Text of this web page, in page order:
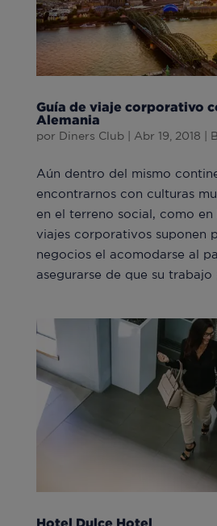
Guía de viaje corporativo
Alemania
por Diners Club| Abr 19, 2018 |
Aún dentro del mismo
encontrarnos con culturas
en el terreno social, como en
viajes corporativos suponen
negocios el acomodarse al
asegurarse de que su trabajo
Hotel Dulce Hotel